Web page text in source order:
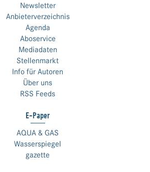
Newsletter
Anbieterverzeichnis
Agenda
Aboservice
Mediadaten
Stellenmarkt
Info für Autoren
Über uns
RSS Feeds
E-Paper
AQUA & GAS
Wasserspiegel
gazette